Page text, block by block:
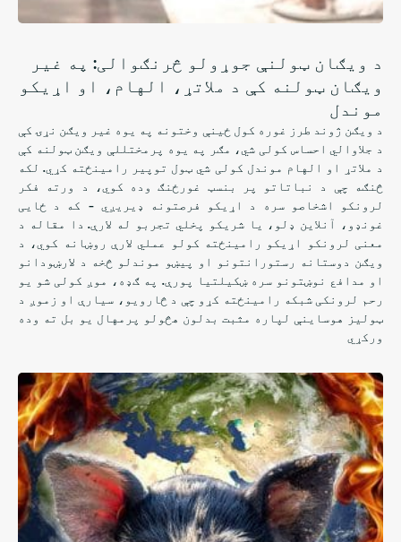
د ویګان ټولنې جوړولو څرنګوالی: په غیر
ویګان ټولنه کې د ملاتړ، الهام، او اړیکو
موندل
د ویګن ژوند طرز غوره کول ځینې وختونه په یوه غیر ویګن نړۍ کې
د جلاوالي احساس کولی شي، مګر په یوه پرمختللې ویګن ټولنه کې
د ملاتړ او الهام موندل کولی شي ټول توپیر رامینځته کړي. لکه
څنګه چې د نباتاتو پر بنسټ غورځنګ وده کوي، د ورته فکر
لرونکو اشخاصو سره د اړیکو فرصتونه ډیریږي - که د ځایی
غونډو، آنلاین ډلو، یا شریکو پخلي تجربو له لارې. دا مقاله د
معنی لرونکو اړیکو رامینځته کولو عملي لارې روښانه کوي، د
ویګن دوستانه رستورانتونو او پیښو موندلو څخه د لارښودانو
او مدافع نوښتونو سره ښکیلتیا پورې. په ګډه، موږ کولی شو یو
رحم لرونکی شبکه رامینځته کړو چې د څارویو، سیارې او زموږ د
ټولیز هوساینې لپاره مثبت بدلون هڅولو پرمهال یو بل ته وده
ورکړي